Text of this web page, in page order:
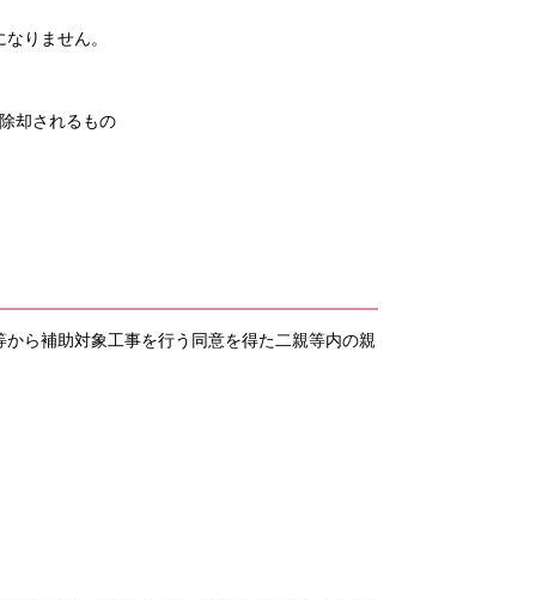
りません。
却されるもの
ら補助対象工事を行う同意を得た二親等内の親